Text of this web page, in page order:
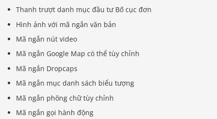
Thanh trượt danh mục đầu tư Bố cục đơn
Hình ảnh với mã ngắn văn bản
Mã ngắn nút video
Mã ngắn Google Map có thể tùy chỉnh
Mã ngắn Dropcaps
Mã ngắn mục danh sách biểu tượng
Mã ngắn phông chữ tùy chỉnh
Mã ngắn gọi hành động